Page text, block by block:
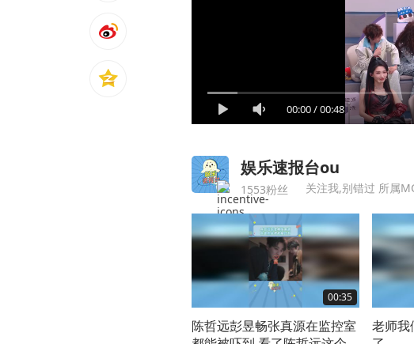
00:00/00:48
娱乐速报台ou
1553粉丝 关注我,别错过 所属
00:35
陈哲远彭昱畅张真源在监控室
老师我